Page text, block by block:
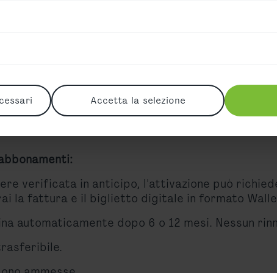
Accetta la selezione
di Vienna, puoi approfittare di tariffe
lavoro ha un accordo in vigore, puoi
stress. Rimani flessibile:
ancora maggiore:€640.00(IVA 10%
esclusiva e viaggia a un prezzo speciale –
verificata in anticipo, l'attivazione può
la fattura e il biglietto digitale in formato
automaticamente dopo 6 o 12 mesi. Nessun